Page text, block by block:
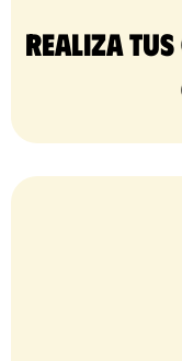
Realiza